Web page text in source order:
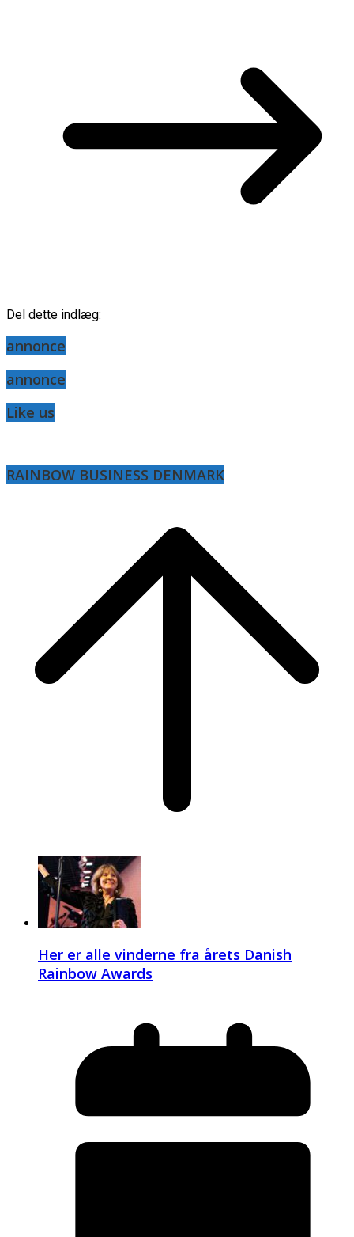
Del dette indlæg:
annonce
annonce
Like us
RAINBOW BUSINESS DENMARK
Her er alle vinderne fra årets Danish
Rainbow Awards